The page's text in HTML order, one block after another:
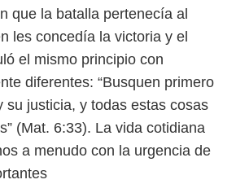
que la batalla pertenecía al
les concedía la victoria y el
el mismo principio con
diferentes: “Busquen primero
su justicia, y todas estas cosas
(Mat. 6:33). La vida cotidiana
a menudo con la urgencia de